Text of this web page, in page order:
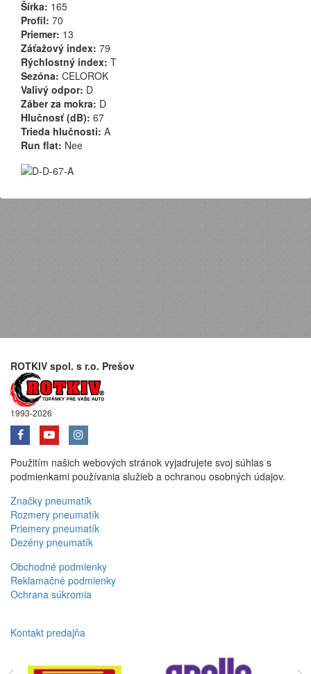
Šírka: 165
Profil: 70
Priemer: 13
Záťažový index: 79
Rýchlostný index: T
Sezóna: CELOROK
Valivý odpor: D
Záber za mokra: D
Hlučnosť (dB): 67
Trieda hlučnosti: A
Run flat: Nee
ROTKIV spol. s r.o. Prešov
1993-2026
Použitím našich webových stránok vyjadrujete svoj súhlas s
podmienkami používania služieb a ochranou osobných údajov.
Značky pneumatík
Rozmery pneumatík
Priemery pneumatík
Dezény pneumatík
Obchodné podmienky
Reklamačné podmienky
Ochrana súkromia
Kontakt predajňa